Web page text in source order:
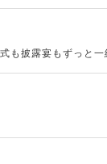
も披露宴もずっと